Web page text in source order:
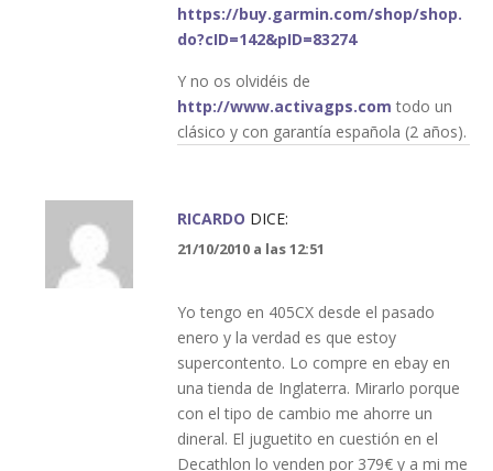
https://buy.garmin.com/shop/shop.
do?cID=142&pID=83274
Y no os olvidéis de
http://www.activagps.com todo un
clásico y con garantía española (2 años).
RICARDO DICE:
21/10/2010 a las 12:51
Yo tengo en 405CX desde el pasado
enero y la verdad es que estoy
supercontento. Lo compre en ebay en
una tienda de Inglaterra. Mirarlo porque
con el tipo de cambio me ahorre un
dineral. El juguetito en cuestión en el
Decathlon lo venden por 379€ y a mi me